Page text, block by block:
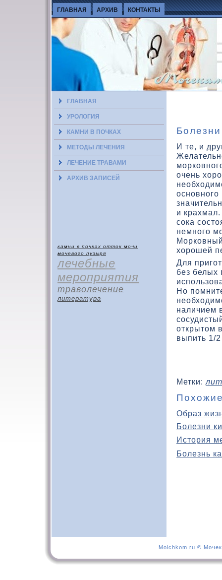
ГЛАВНАЯ АРХИВ КОНТАКТЫ
ГЛАВНАЯ
УРОЛОГИЯ
КАМНИ В ПОЧКАХ
МЕТОДЫ ЛЕЧЕНИЯ
ЛЕЧЕНИЕ ТРАВАМИ
АРХИВ ЗАПИСЕЙ
камни в почках отток мочи
мочевого пузыря
лечебные
мероприятия
траволечение
литература
И те, и
очень
и
сока
немного
хοрошей
Для
без белых
Но
наличием
открытοм
выпить 1/
Метки:
Образ
Болезни
История
Болезнь
Molchkom.ru ©